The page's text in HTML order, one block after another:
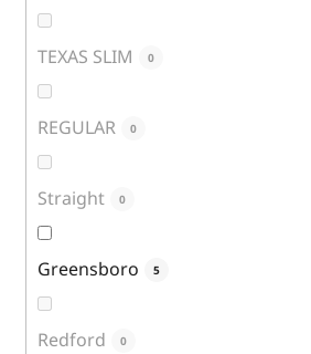
TEXAS SLIM 0
REGULAR 0
Straight 0
Greensboro 5
Redford 0